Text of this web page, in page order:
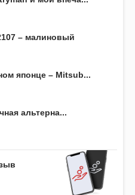
– малиновый
японце – Mitsub...
альтерна...